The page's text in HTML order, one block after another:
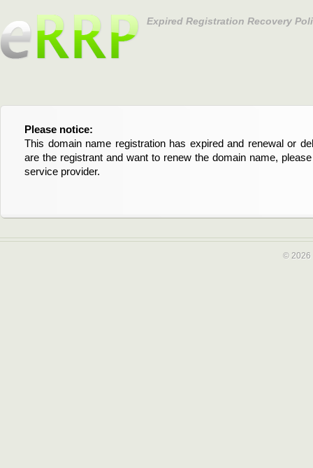
Expired Registration Recovery
Please notice:
This domain name registration has expired and renewal or
are the registrant and want to renew the domain name,
service provider.
Bitte beachten Sie:
Diese Domainregistrierung ist abgelaufen und die
Domain stehen an. Wenn Sie der Registrant sind und
verlängern möchten, kontaktieren Sie bitte Ihren Service-
© 2026